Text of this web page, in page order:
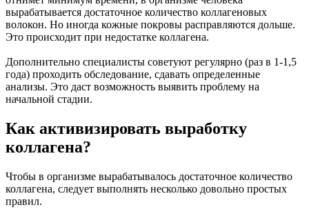
вырабатывается достаточное количество коллагеновых
волокон. Но иногда кожные покровы расправляются дольше.
Это происходит при недостатке коллагена.
Дополнительно специалисты советуют регулярно (раз в 1-1,5
года) проходить обследование, сдавать определенные
анализы. Это даст возможность выявить проблему на
начальной стадии.
Как активизировать выработку
коллагена?
Чтобы в организме вырабатывалось достаточное количество
коллагена, следует выполнять несколько довольно простых
правил.